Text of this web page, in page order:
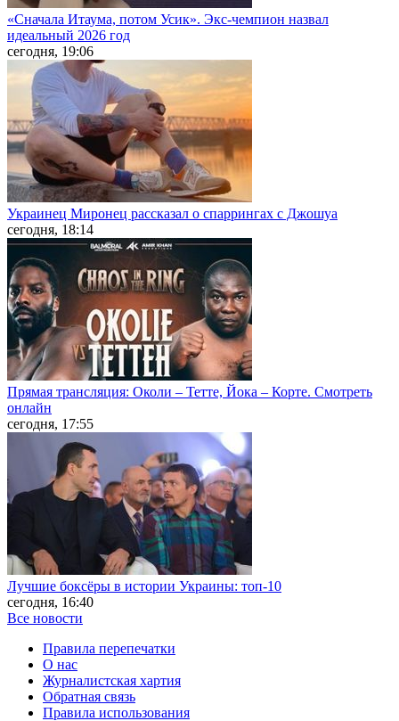
«Сначала Итаума, потом Усик». Экс-чемпион назвал
идеальный 2026 год
сегодня, 19:06
Украинец Миронец рассказал о спаррингах с Джошуа
сегодня, 18:14
Прямая трансляция: Околи – Тетте, Йока – Корте. Смотреть
онлайн
сегодня, 17:55
Лучшие боксёры в истории Украины: топ-10
сегодня, 16:40
Все новости
Правила перепечатки
О нас
Журналистская хартия
Обратная связь
Правила использования